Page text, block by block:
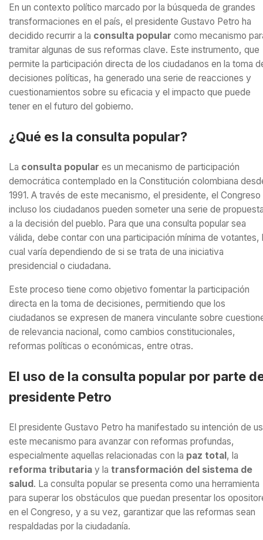
En un contexto político marcado por la búsqueda de grandes
transformaciones en el país, el presidente Gustavo Petro ha
decidido recurrir a la consulta popular como mecanismo
tramitar algunas de sus reformas clave. Este instrumento, que
permite la participación directa de los ciudadanos en la toma
decisiones políticas, ha generado una serie de reacciones y
cuestionamientos sobre su eficacia y el impacto que puede
tener en el futuro del gobierno.
¿Qué es la consulta popular?
La consulta popular es un mecanismo de participación
democrática contemplado en la Constitución colombiana
1991. A través de este mecanismo, el presidente, el Congreso
incluso los ciudadanos pueden someter una serie de
a la decisión del pueblo. Para que una consulta popular sea
válida, debe contar con una participación mínima de votantes,
cual varía dependiendo de si se trata de una iniciativa
presidencial o ciudadana.
Este proceso tiene como objetivo fomentar la participación
directa en la toma de decisiones, permitiendo que los
ciudadanos se expresen de manera vinculante sobre
de relevancia nacional, como cambios constitucionales,
reformas políticas o económicas, entre otras.
El uso de la consulta popular por parte
presidente Petro
El presidente Gustavo Petro ha manifestado su intención de
este mecanismo para avanzar con reformas profundas,
especialmente aquellas relacionadas con la paz total, la
reforma tributaria y la transformación del sistema de
salud. La consulta popular se presenta como una herramienta
para superar los obstáculos que puedan presentar los
en el Congreso, y a su vez, garantizar que las reformas sean
respaldadas por la ciudadanía.